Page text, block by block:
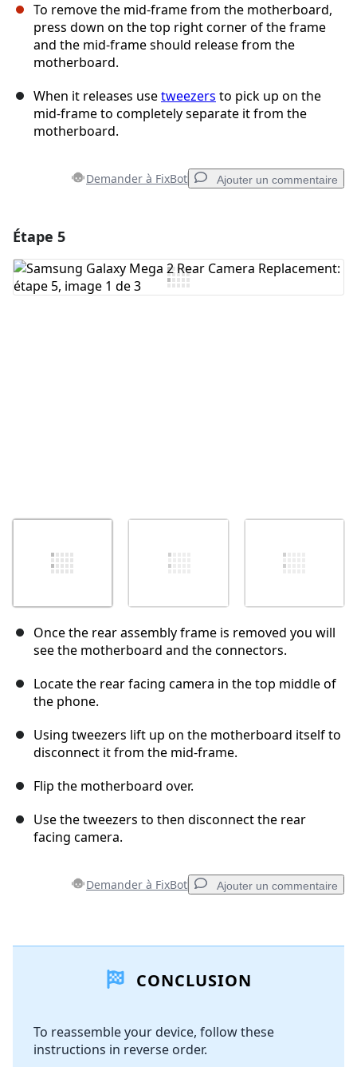
To remove the mid-frame from the motherboard,
press down on the top right corner of the frame
and the mid-frame should release from the
motherboard.
When it releases usetweezers to pick up on the
mid-frame to completely separate it from the
motherboard.
Demander à FixBot Ajouter un commentaire
Ajouter un commentaire
Étape 5
Once the rear assembly frame is removed you will
see the motherboard and the connectors.
Locate the rear facing camera in the top middle of
the phone.
Using tweezers lift up on the motherboard itself to
disconnect it from the mid-frame.
Flip the motherboard over.
Use the tweezers to then disconnect the rear
facing camera.
Demander à FixBot Ajouter un commentaire
Ajouter un commentaire
Annuler Publier un commentaire
CONCLUSION
To reassemble your device, follow these
instructions in reverse order.